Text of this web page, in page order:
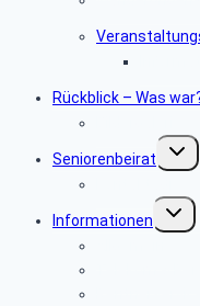
Rückblick – Was
Seniorenbeirat
Informationen